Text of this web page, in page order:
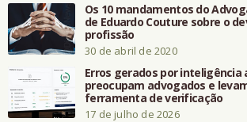
Os 10 mandamentos do
de Eduardo Couture sobre o
profissão
30 de abril de 2020
Erros gerados por
preocupam advogados e
ferramenta de verificação
17 de julho de 2026